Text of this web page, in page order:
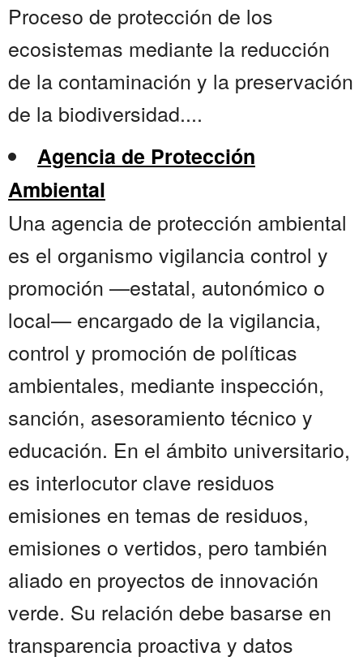
Proceso de protección de los
ecosistemas mediante la reducción
de la contaminación y la preservación
de la biodiversidad....
Agencia de Protección
Ambiental
Una agencia de protección ambiental
es el organismo vigilancia control y
promoción —estatal, autonómico o
local— encargado de la vigilancia,
control y promoción de políticas
ambientales, mediante inspección,
sanción, asesoramiento técnico y
educación. En el ámbito universitario,
es interlocutor clave residuos
emisiones en temas de residuos,
emisiones o vertidos, pero también
aliado en proyectos de innovación
verde. Su relación debe basarse en
transparencia proactiva y datos